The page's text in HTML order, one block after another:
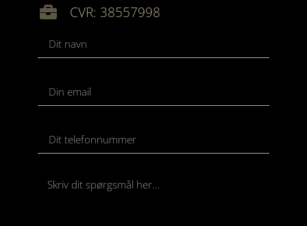
CVR: 38557998